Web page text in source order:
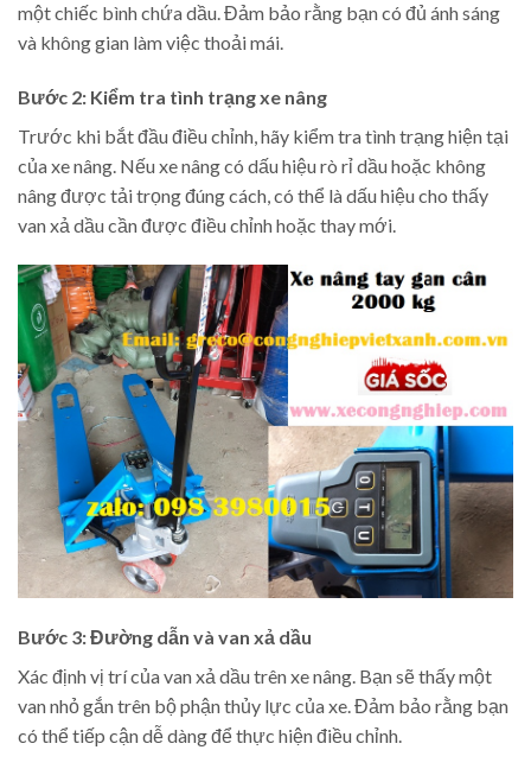
một chiếc bình chứa dầu. Đảm bảo rằng bạn có đủ ánh sáng
và không gian làm việc thoải mái.
Bước 2: Kiểm tra tình trạng xe nâng
Trước khi bắt đầu điều chỉnh, hãy kiểm tra tình trạng hiện tại
của xe nâng. Nếu xe nâng có dấu hiệu rò rỉ dầu hoặc không
nâng được tải trọng đúng cách, có thể là dấu hiệu cho thấy
van xả dầu cần được điều chỉnh hoặc thay mới.
Bước 3: Đường dẫn và van xả dầu
Xác định vị trí của van xả dầu trên xe nâng. Bạn sẽ thấy một
van nhỏ gắn trên bộ phận thủy lực của xe. Đảm bảo rằng bạn
có thể tiếp cận dễ dàng để thực hiện điều chỉnh.